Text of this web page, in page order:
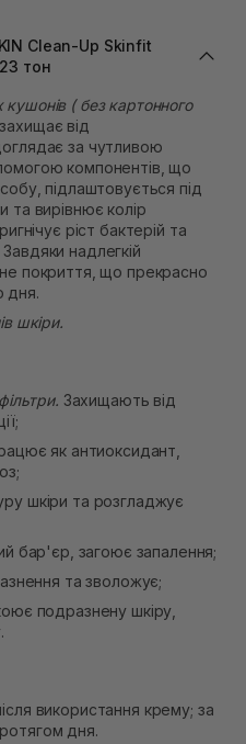
Степана Бандери 45
го Липня, 15
і Гудачека 23 (ТЦ
Clean-Up Skinfit
тон
( без картонного
від
за чутливою
компонентів, що
підлаштовується під
та вирівнює колір
ріст бактерій та
надлегкій
покриття, що прекрасно
дня.
шкіри.
Захищають від
як антиоксидант,
шкіри та розгладжує
бар'єр, загоює запалення;
та зволожує;
подразнену шкіру,
використання крему; за
дня.